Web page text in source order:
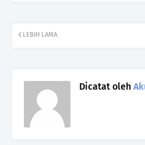
LEBIH LAMA
Dicatat oleh